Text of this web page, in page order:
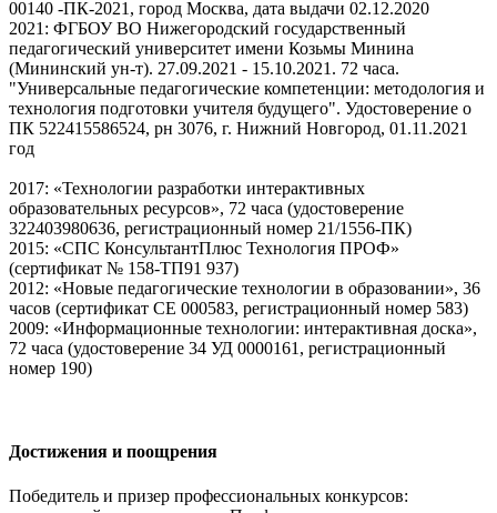
00140 -ПК-2021, город Москва, дата выдачи 02.12.2020
2021: ФГБОУ ВО Нижегородский государственный
педагогический университет имени Козьмы Минина
(Мининский ун-т). 27.09.2021 - 15.10.2021. 72 часа.
"Универсальные педагогические компетенции: методология и
технология подготовки учителя будущего". Удостоверение о
ПК 522415586524, рн 3076, г. Нижний Новгород, 01.11.2021
год
2017: «Технологии разработки интерактивных
образовательных ресурсов», 72 часа (удостоверение
322403980636, регистрационный номер 21/1556-ПК)
2015: «СПС КонсультантПлюс Технология ПРОФ»
(сертификат № 158-ТП91 937)
2012: «Новые педагогические технологии в образовании», 36
часов (сертификат СЕ 000583, регистрационный номер 583)
2009: «Информационные технологии: интерактивная доска»,
72 часа (удостоверение 34 УД 0000161, регистрационный
номер 190)
Достижения и поощрения
Победитель и призер профессиональных конкурсов: